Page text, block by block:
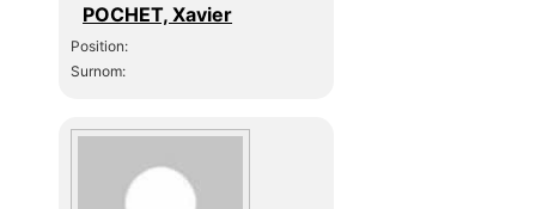
POCHET, Xavier
Position:
Surnom: